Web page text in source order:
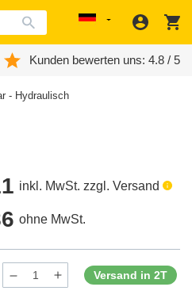
Localization
Kunden bewerten uns: 4.8 / 5
- Hydraulisch
inkl. MwSt. zzgl. Versand
ohne MwSt.
Menge
Menge Versand in 2T